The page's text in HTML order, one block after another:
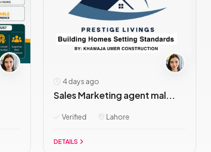
4 days ago
Sales Marketing agent mal...
Verified Lahore
DETAILS